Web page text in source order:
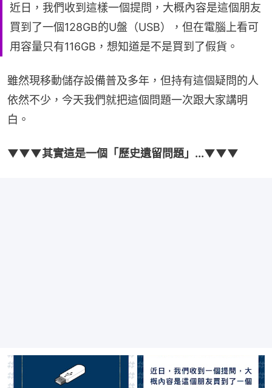
近日，我們收到這樣一個提問，大概內容是這個朋友
買到了一個128GB的U盤（USB），但在電腦上看可
用容量只有116GB，想知道是不是買到了假貨。
雖然現移動儲存設備普及多年，但持有這個疑問的人
依然不少，今天我們就把這個問題一次跟大家講明
白。
▼▼▼其實這是一個「歷史遺留問題」...▼▼▼